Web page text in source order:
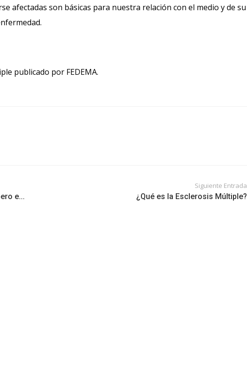
afectadas son básicas para nuestra relación con el medio y de su
publicado por FEDEMA.
e...
Siguiente Entrada
¿Qué es la Esclerosis Múltiple?